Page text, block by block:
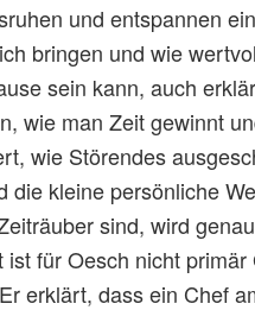
und entspannen
bringen und wie
sein kann, auch
wie man Zeit gewinnt
wie Störendes
die kleine persönliche
sind, wird
für Oesch nicht primär
erklärt, dass ein Chef